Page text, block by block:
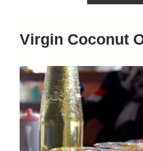
Virgin Coconut